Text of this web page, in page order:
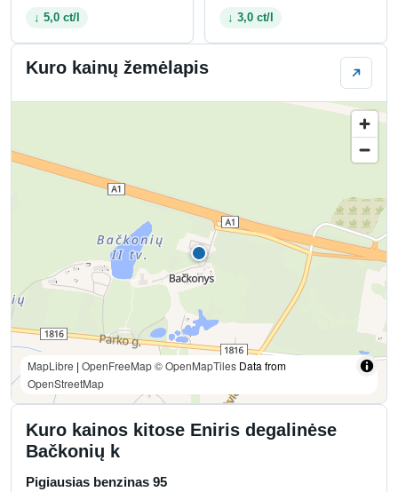
↓ 5,0 ct/l ↓ 3,0 ct/l
Kuro kainų žemėlapis
MapLibre | OpenFreeMap© OpenMapTiles Data from
OpenStreetMap
Kuro kainos kitose Eniris degalinėse
Bačkonių k
Pigiausias benzinas 95